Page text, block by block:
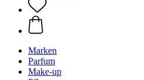
Marken
Parfum
Make-up